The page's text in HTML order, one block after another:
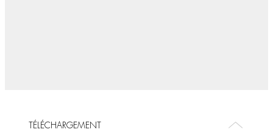
TÉLÉCHARGEMENT